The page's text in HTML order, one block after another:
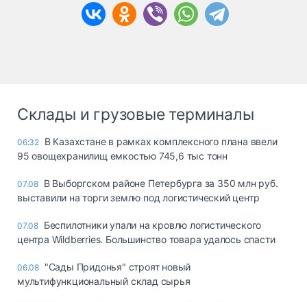
Склады и грузовые терминалы
06:32 В Казахстане в рамках комплексного плана ввели
95 овощехранилищ емкостью 745,6 тыс тонн
07.08 В Выборгском районе Петербурга за 350 млн руб.
выставили на торги землю под логистический центр
07.08 Беспилотники упали на кровлю логистического
центра Wildberries. Большинство товара удалось спасти
06.08 "Сады Придонья" строят новый
мультифункциональный склад сырья